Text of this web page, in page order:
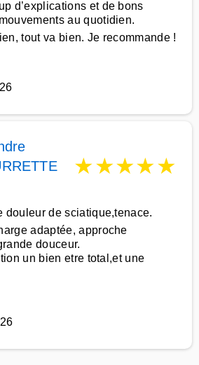
d’explications et de bons
au quotidien.
tout va bien. Je recommande !
★★★★★
douleur de sciatique,tenace.
adaptée, approche
douceur.
un bien etre total,et une